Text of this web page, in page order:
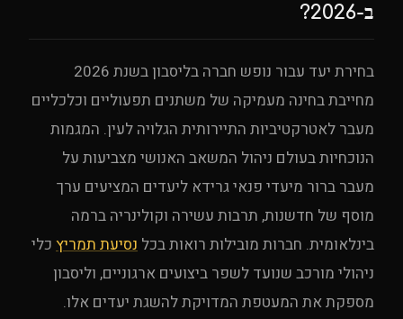
ב-2026?
בחירת יעד עבור נופש חברה בליסבון בשנת 2026
מחייבת בחינה מעמיקה של משתנים תפעוליים וכלכליים
מעבר לאטרקטיביות התיירותית הגלויה לעין. המגמות
הנוכחיות בעולם ניהול המשאב האנושי מצביעות על
מעבר ברור מיעדי פנאי גרידא ליעדים המציעים ערך
מוסף של חדשנות, תרבות עשירה וקולינריה ברמה
בינלאומית. חברות מובילות רואות בכל נסיעת תמריץ כלי
ניהולי מורכב שנועד לשפר ביצועים ארגוניים, וליסבון
מספקת את המעטפת המדויקת להשגת יעדים אלו.